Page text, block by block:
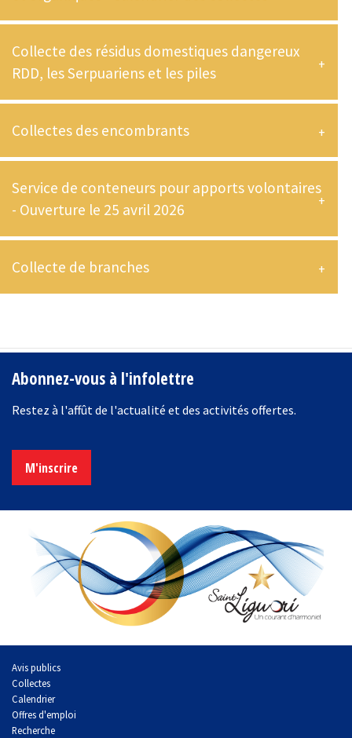
Collecte des résidus domestiques dangereux
RDD, les Serpuariens et les piles
Collectes des encombrants
Service de conteneurs pour apports volontaires
- Ouverture le 25 avril 2026
Collecte de branches
Abonnez-vous à l'infolettre
Restez à l'affût de l'actualité et des activités offertes.
M'inscrire
Avis publics
Collectes
Calendrier
Offres d'emploi
Recherche